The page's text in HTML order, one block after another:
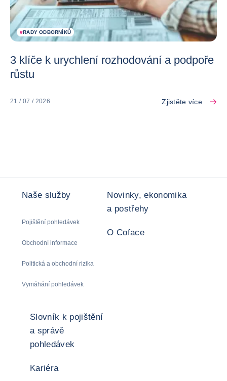
#RADY ODBORNÍKŮ
3 klíče k urychlení rozhodování a podpoře
růstu
21 / 07 / 2026 Zjistěte více
Naše služby
Pojištění pohledávek
Obchodní informace
Politická a obchodní rizika
Vymáhání pohledávek
Novinky, ekonomika
a postřehy
O Coface
Slovník k pojištění
a správě
pohledávek
Kariéra